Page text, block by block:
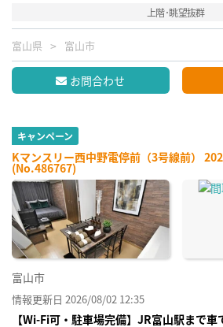
上階･眺望抜群
富山県 富山市
お問合わせ
キャンペーン
Kマンスリー西中野電停前（3号線前） 202
(No.486767)
富山市
情報更新日 2026/08/02 12:35
【Wi-Fi可・駐車場完備】JR富山駅まで